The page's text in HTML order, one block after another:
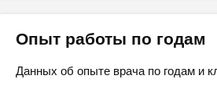
Опыт работы по годам
Данных об опыте врача по годам и